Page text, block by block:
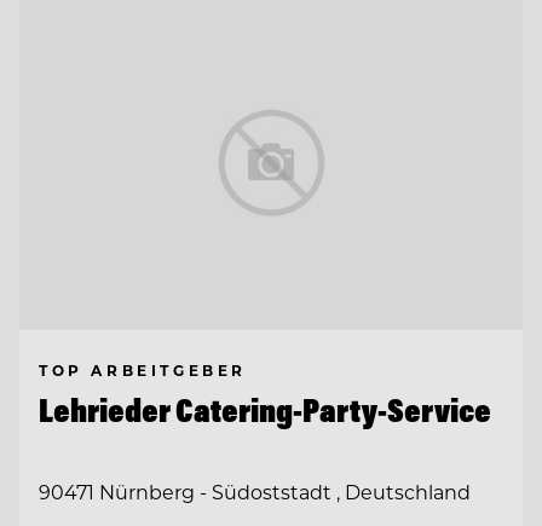
TOP ARBEITGEBER
Lehrieder Catering-Party-Service
90471 Nürnberg - Südoststadt , Deutschland